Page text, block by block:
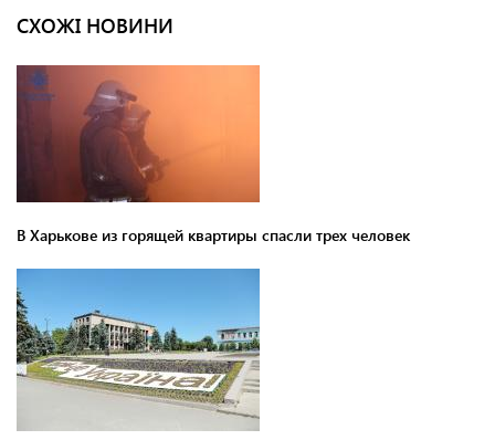
СХОЖІ НОВИНИ
В Харькове из горящей квартиры спасли трех человек